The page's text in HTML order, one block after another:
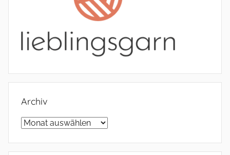
Archiv
Archiv